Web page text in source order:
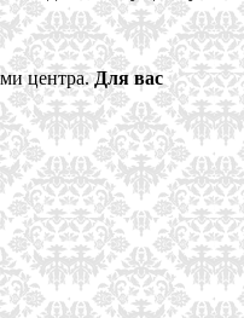
центра.Для вас